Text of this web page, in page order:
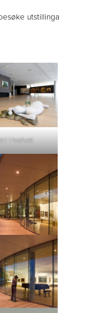
utstillinga
Hvelvet